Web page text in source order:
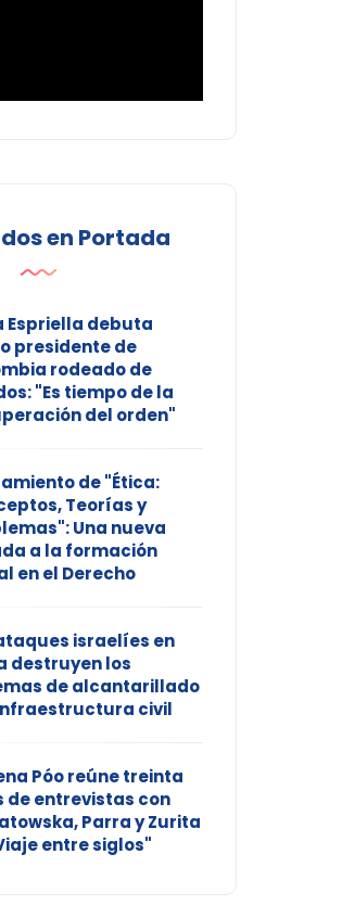
en Portada
Espriella debuta
presidente de
rodeado de
"Es tiempo de la
del orden"
de "Ética:
Teorías y
Una nueva
a la formación
en el Derecho
israelíes en
destruyen los
de alcantarillado
civil
Póo reúne treinta
de entrevistas con
Parra y Zurita
entre siglos"